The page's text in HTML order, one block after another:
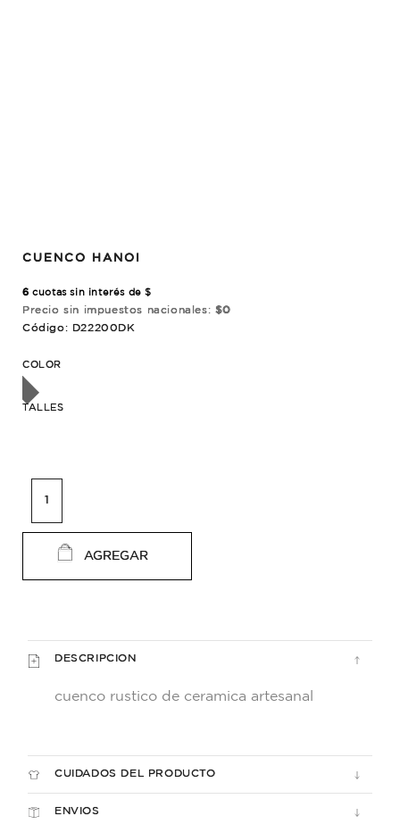
CUENCO HANOI
6 cuotas sin interés de $
Precio sin impuestos nacionales: $0
Código: D22200DK
COLOR
TALLES
AGREGAR
DESCRIPCION
cuenco rustico de ceramica artesanal
CUIDADOS DEL PRODUCTO
ENVIOS